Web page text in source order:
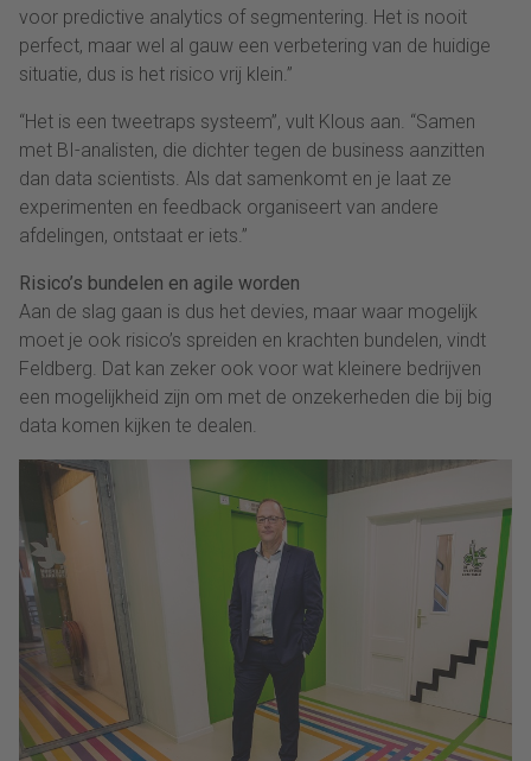
voor predictive analytics of segmentering. Het is nooit
perfect, maar wel al gauw een verbetering van de huidige
situatie, dus is het risico vrij klein.”
“Het is een tweetraps systeem”, vult Klous aan. “Samen
met BI-analisten, die dichter tegen de business aanzitten
dan data scientists. Als dat samenkomt en je laat ze
experimenten en feedback organiseert van andere
afdelingen, ontstaat er iets.”
Risico’s bundelen en agile worden
Aan de slag gaan is dus het devies, maar waar mogelijk
moet je ook risico’s spreiden en krachten bundelen, vindt
Feldberg. Dat kan zeker ook voor wat kleinere bedrijven
een mogelijkheid zijn om met de onzekerheden die bij big
data komen kijken te dealen.